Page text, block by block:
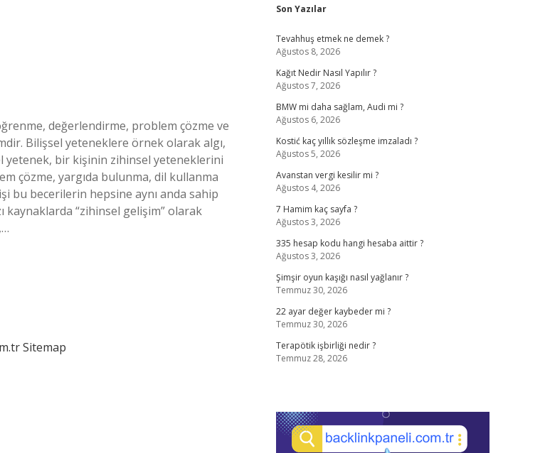
değerlendirme, problem çözme ve
Bilişsel yeteneklere örnek olarak algı,
yetenek, bir kişinin zihinsel yeteneklerini
çözme, yargıda bulunma, dil kullanma
bu becerilerin hepsine aynı anda sahip
kaynaklarda “zihinsel gelişim” olarak
Sitemap
Sidebar
Son Yazılar
Tevahhuş etmek ne demek ?
Ağustos 8, 2026
Kağıt Nedir Nasıl Yapılır ?
Ağustos 7, 2026
BMW mi daha sağlam, Audi mi ?
Ağustos 6, 2026
Kostić kaç yıllık sözleşme imzaladı ?
Ağustos 5, 2026
Avanstan vergi kesilir mi ?
Ağustos 4, 2026
7 Hamim kaç sayfa ?
Ağustos 3, 2026
335 hesap kodu hangi hesaba aittir ?
Ağustos 3, 2026
Şimşir oyun kaşığı nasıl yağlanır ?
Temmuz 30, 2026
22 ayar değer kaybeder mi ?
Temmuz 30, 2026
Terapötik işbirliği nedir ?
Temmuz 28, 2026